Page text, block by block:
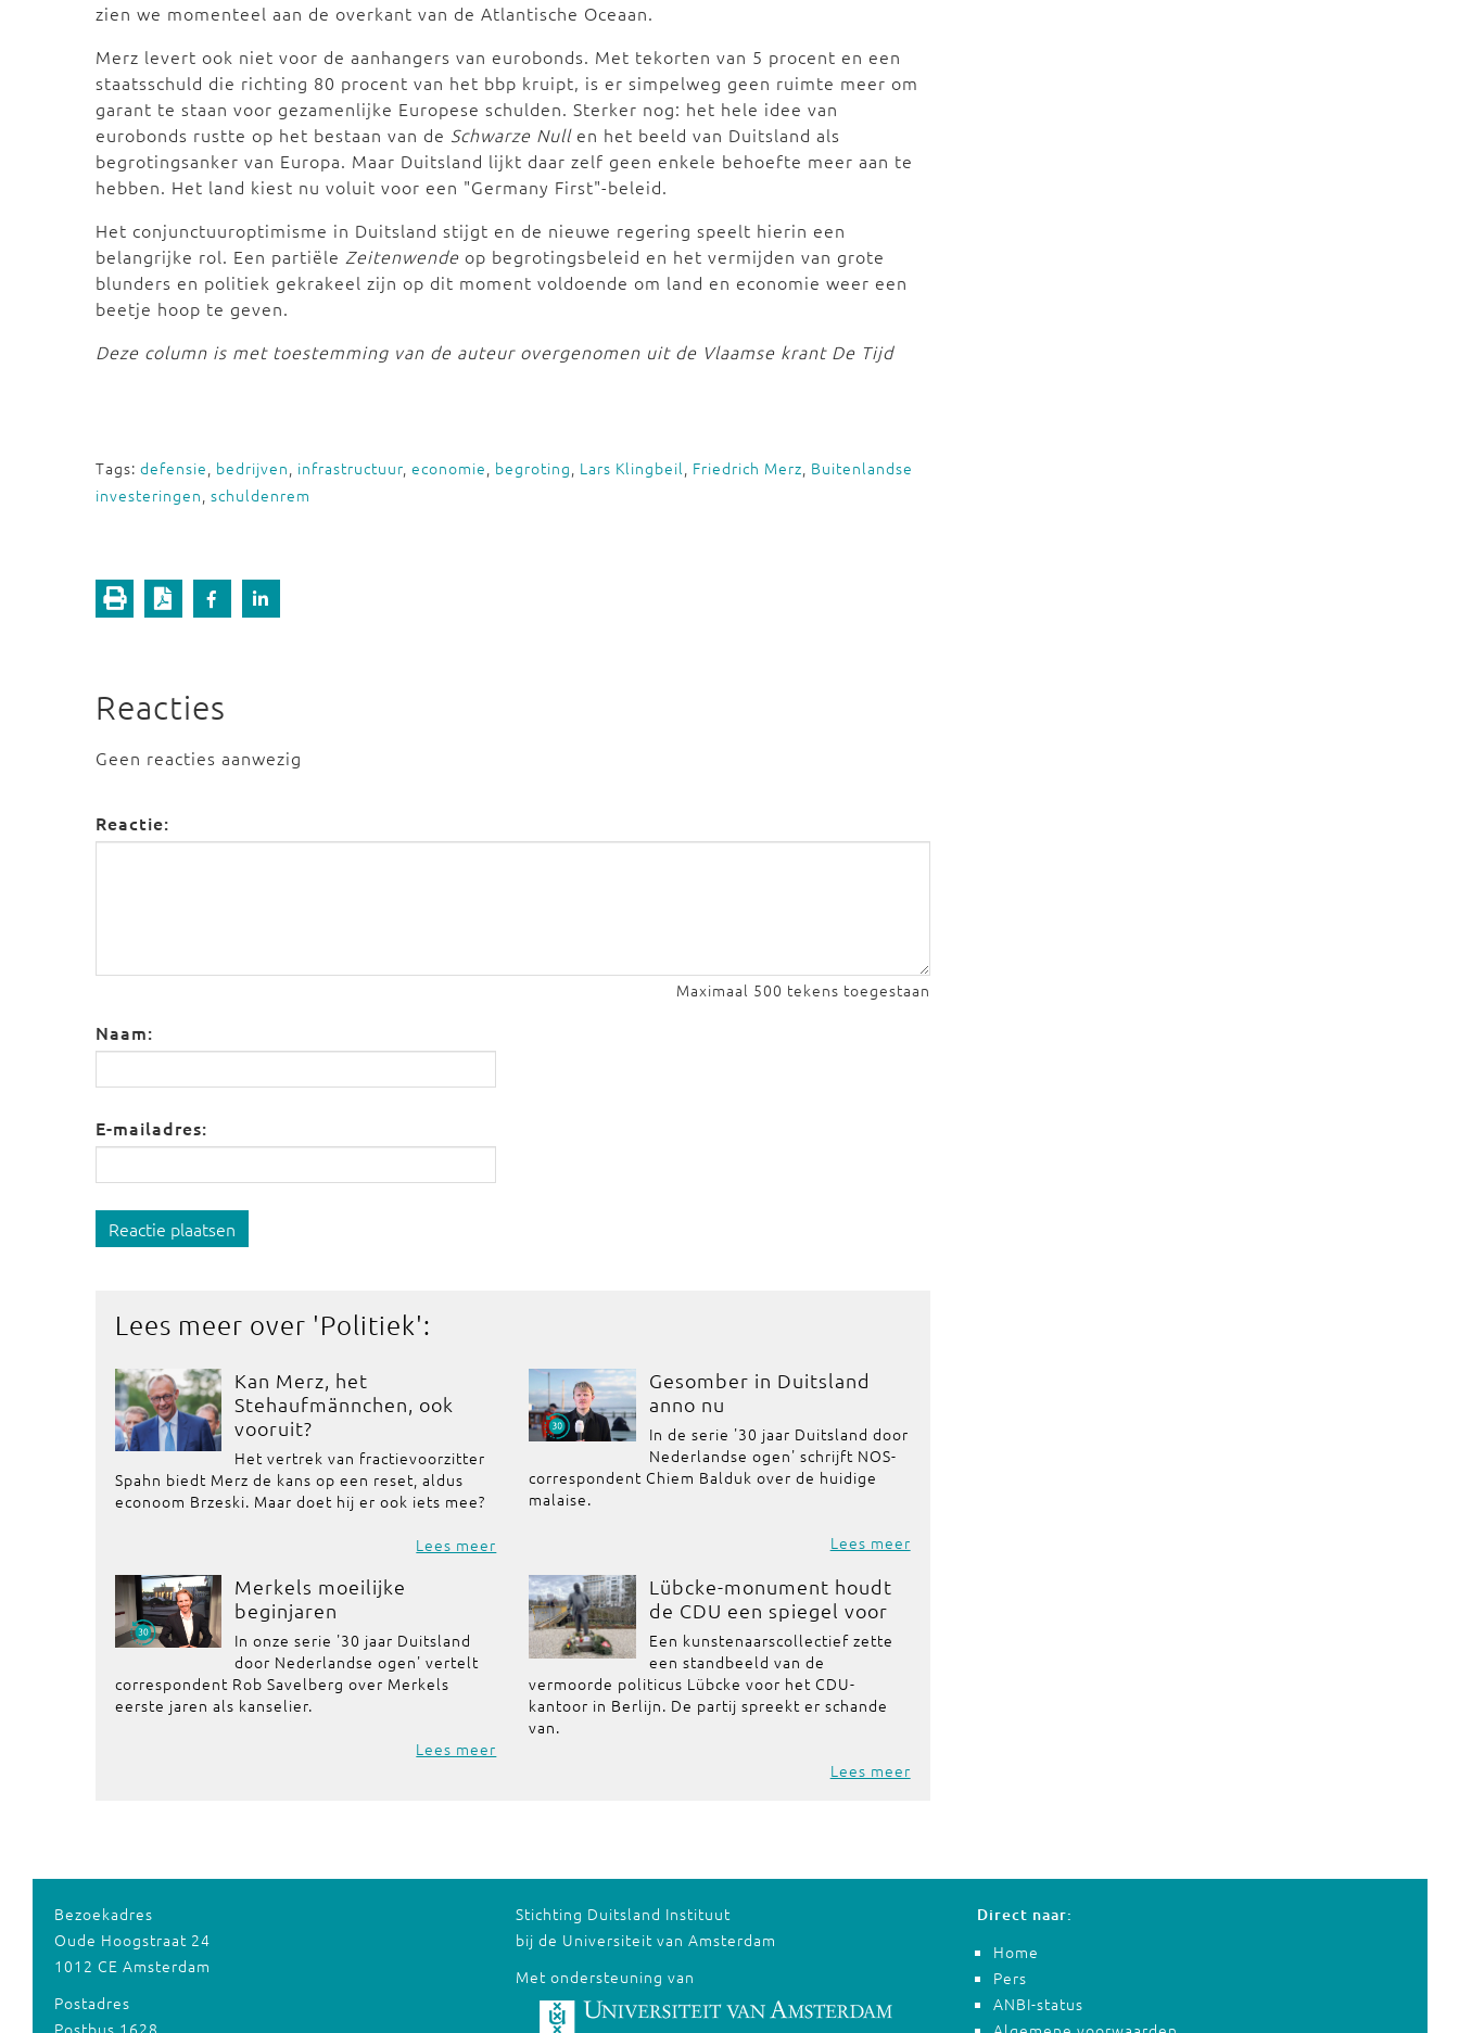
zien we momenteel aan de overkant van de Atlantische Oceaan.
Merz levert ook niet voor de aanhangers van eurobonds. Met tekorten van 5 procent en een
staatsschuld die richting 80 procent van het bbp kruipt, is er simpelweg geen ruimte meer om
garant te staan voor gezamenlijke Europese schulden. Sterker nog: het hele idee van
eurobonds rustte op het bestaan van de Schwarze Nullen het beeld van Duitsland als
begrotingsanker van Europa. Maar Duitsland lijkt daar zelf geen enkele behoefte meer aan te
hebben. Het land kiest nu voluit voor een "Germany First"-beleid.
Het conjunctuuroptimisme in Duitsland stijgt en de nieuwe regering speelt hierin een
belangrijke rol. Een partiële Zeitenwende op begrotingsbeleid en het vermijden van grote
blunders en politiek gekrakeel zijn op dit moment voldoende om land en economie weer een
beetje hoop te geven.
Deze column is met toestemming van de auteur overgenomen uit de Vlaamse krant De Tijd
Tags: defensie, bedrijven, infrastructuur, economie, begroting, Lars Klingbeil, Friedrich Merz, Buitenlandse
investeringen, schuldenrem
Reacties
Geen reacties aanwezig
Reactie:
Maximaal 500 tekens toegestaan
Naam:
E-mailadres:
Reactie plaatsen
Lees meer over 'Politiek':
Kan Merz, het
Stehaufmännchen, ook
vooruit?
Het vertrek van fractievoorzitter
Spahn biedt Merz de kans op een reset, aldus
econoom Brzeski. Maar doet hij er ook iets mee?
Lees meer
Gesomber in Duitsland
anno nu
In de serie '30 jaar Duitsland door
Nederlandse ogen' schrijft NOS-
correspondent Chiem Balduk over de huidige
malaise.
Lees meer
Merkels moeilijke
beginjaren
In onze serie '30 jaar Duitsland
door Nederlandse ogen' vertelt
correspondent Rob Savelberg over Merkels
eerste jaren als kanselier.
Lees meer
Lübcke-monument houdt
de CDU een spiegel voor
Een kunstenaarscollectief zette
een standbeeld van de
vermoorde politicus Lübcke voor het CDU-
kantoor in Berlijn. De partij spreekt er schande
van.
Lees meer
Bezoekadres
Oude Hoogstraat 24
1012 CE Amsterdam
Postadres
Postbus 1628
Stichting Duitsland Instituut
bij de Universiteit van Amsterdam
Met ondersteuning van
Direct naar:
Home
Pers
ANBI-status